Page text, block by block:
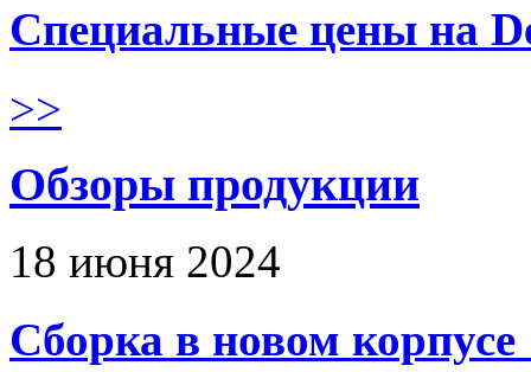
Специальные цены на
>>
Обзоры продукции
18 июня 2024
Сборка в новом